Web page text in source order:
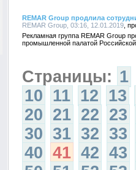
REMAR Group продлила
REMAR Group, 03:16, 12.01.2019
Рекламная группа REMAR Group
промышленной палатой
Страницы: 1
10 11 12 13
20 21 22 23
30 31 32 33
40 41 42 43